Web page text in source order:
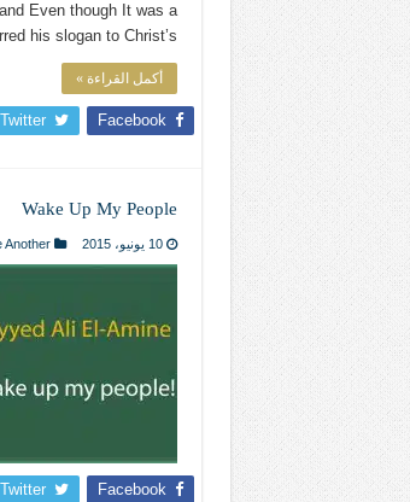
Even though It was a
his slogan to Christ’s …
أكمل القراءة »
Facebook
Twitter
Wake Up My People
10 يونيو، 2015 Another
Facebook
Twitter